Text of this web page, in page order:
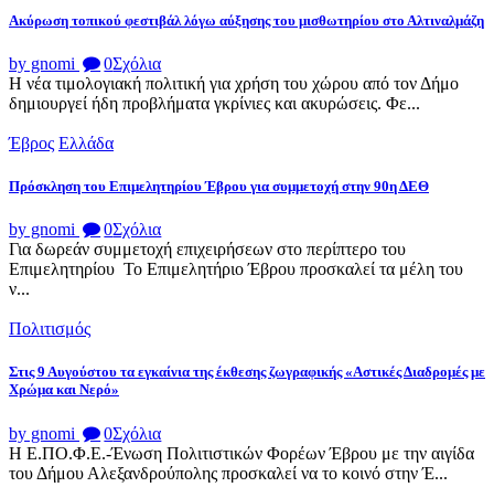
Ακύρωση τοπικού φεστιβάλ λόγω αύξησης του μισθωτηρίου στο Αλτιναλμάζη
by gnomi 0Σχόλια
Η νέα τιμολογιακή πολιτική για χρήση του χώρου από τον Δήμο
δημιουργεί ήδη προβλήματα γκρίνιες και ακυρώσεις. Φε...
Έβρος Ελλάδα
Πρόσκληση του Επιμελητηρίου Έβρου για συμμετοχή στην 90η ΔΕΘ
by gnomi 0Σχόλια
Για δωρεάν συμμετοχή επιχειρήσεων στο περίπτερο του
Επιμελητηρίου Το Επιμελητήριο Έβρου προσκαλεί τα μέλη του
ν...
Πολιτισμός
Στις 9 Αυγούστου τα εγκαίνια της έκθεσης ζωγραφικής «Αστικές Διαδρομές με
Χρώμα και Νερό»
by gnomi 0Σχόλια
Η Ε.ΠΟ.Φ.Ε.-Ένωση Πολιτιστικών Φορέων Έβρου με την αιγίδα
του Δήμου Αλεξανδρούπολης προσκαλεί να το κοινό στην Έ...